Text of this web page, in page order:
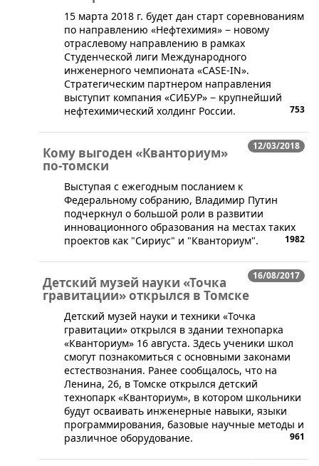
​15 марта 2018 г. будет дан старт соревнованиям
по направлению «Нефтехимия» − новому
отраслевому направлению в рамках
Студенческой лиги Международного
инженерного чемпионата «CASE-IN».
Стратегическим партнером направления
выступит компания «СИБУР» − крупнейший
нефтехимический холдинг России.
753
12/03/2018
Кому выгоден «Кванториум»
по-томски
​Выступая с ежегодным посланием к
Федеральному собранию, Владимир Путин
подчеркнул о большой роли в развитии
инновационного образования на местах таких
проектов как "Сириус" и "Кванториум".
1982
16/08/2017
Детский музей науки «Точка
гравитации» открылся в Томске
Детский музей науки и техники «Точка
гравитации» открылся в здании технопарка
«Кванториум» 16 августа. Здесь ученики школ
смогут познакомиться с основными законами
естествознания. Ранее сообщалось, что на
Ленина, 26, в Томске открылся детский
технопарк «Кванториум», в котором школьники
будут осваивать инженерные навыки, языки
программирования, базовые научные методы и
различное оборудование.
961